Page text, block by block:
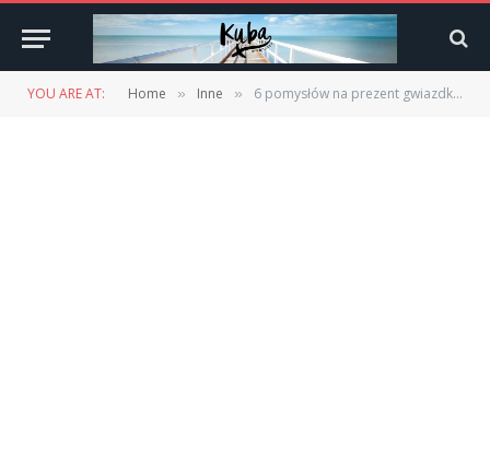
YOU ARE AT: Home » Inne » 6 pomysłów na prezent gwiazdkowy dla podróżnika